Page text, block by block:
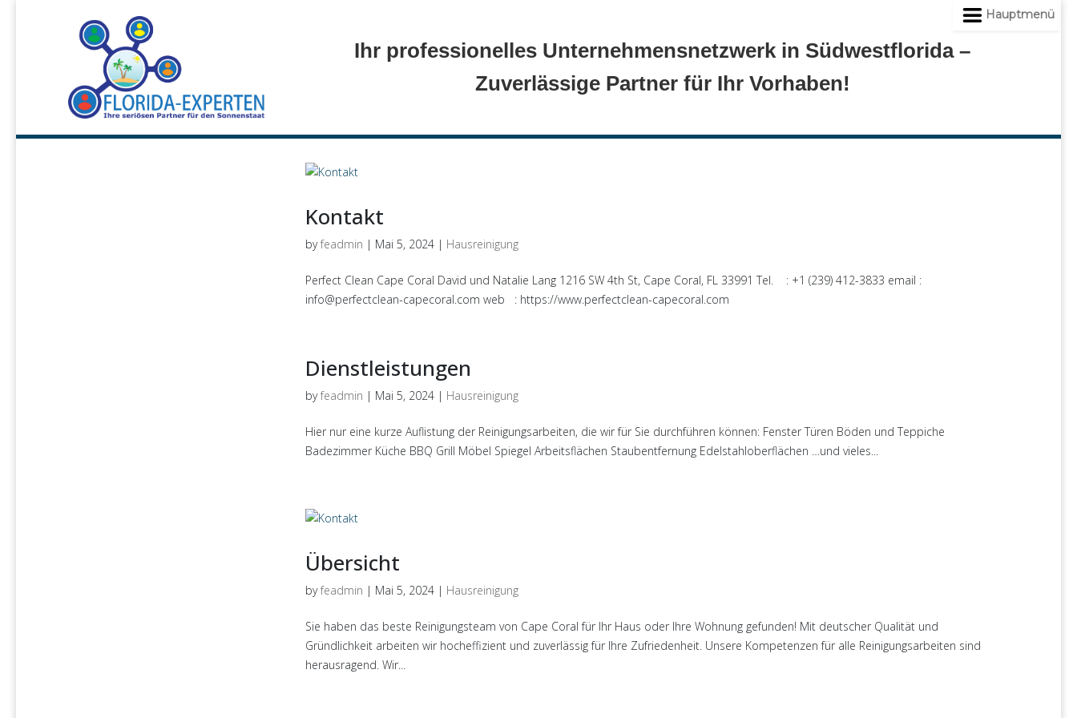
Ihr professionelles Unternehmensnetzwerk in Südwestflorida –
Zuverlässige Partner für Ihr Vorhaben!
Kontakt
byfeadmin | Mai 5, 2024 | Hausreinigung
Perfect Clean Cape Coral David und Natalie Lang 1216 SW 4th St, Cape Coral, FL 33991 Tel. : +1 (239) 412-3833 email :
info@perfectclean-capecoral.com web : https://www.perfectclean-capecoral.com
Dienstleistungen
byfeadmin | Mai 5, 2024 | Hausreinigung
Hier nur eine kurze Auflistung der Reinigungsarbeiten, die wir für Sie durchführen können: Fenster Türen Böden und Teppiche
Badezimmer Küche BBQ Grill Möbel Spiegel Arbeitsflächen Staubentfernung Edelstahloberflächen …und vieles...
Übersicht
byfeadmin | Mai 5, 2024 | Hausreinigung
Sie haben das beste Reinigungsteam von Cape Coral für Ihr Haus oder Ihre Wohnung gefunden! Mit deutscher Qualität und
Gründlichkeit arbeiten wir hocheffizient und zuverlässig für Ihre Zufriedenheit. Unsere Kompetenzen für alle Reinigungsarbeiten sind
herausragend. Wir...
Hauptmenü